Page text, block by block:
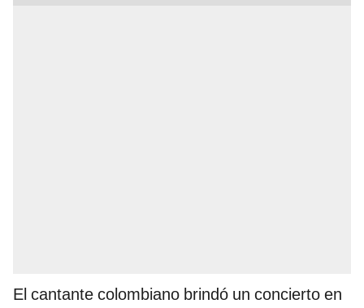
El cantante colombiano brindó un concierto en